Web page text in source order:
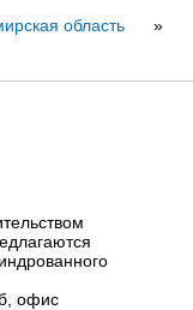
область
»
офис